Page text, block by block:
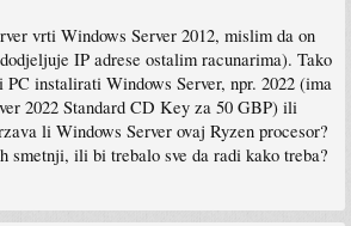
vrti Windows Server 2012, mislim da on
IP adrese ostalim racunarima). Tako
instalirati Windows Server, npr. 2022 (ima
2022 Standard CD Key za 50 GBP) ili
li Windows Server ovaj Ryzen procesor?
smetnji, ili bi trebalo sve da radi kako treba?